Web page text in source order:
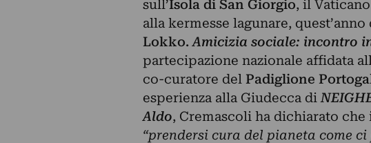
sull’Isola di San Giorgio, il
alla kermesse lagunare,
Lokko. Amicizia sociale: incontro
partecipazione nazionale affidata
co-curatore del Padiglione
esperienza alla Giudecca di
Aldo, Cremascoli ha dichiarato
“prendersi cura del pianeta come